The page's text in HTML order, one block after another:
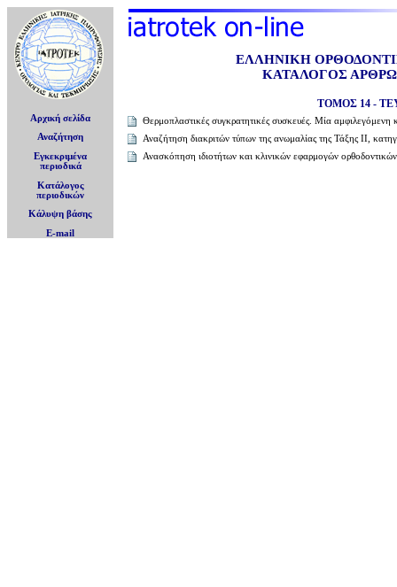
Αρχική σελίδα
Αναζήτηση
Εγκεκριμένα
περιοδικά
Κατάλογος
περιοδικών
Κάλυψη βάσης
E-mail
ΕΛΛΗΝΙΚΗ
ΚΑΤΑΛΟΓΟΣ
ΤΟΜΟΣ 14 -
Θερμοπλαστικές συγκρατητικές συσκευές. Μία αμφιλεγόμενη
Αναζήτηση διακριτών τύπων της ανωμαλίας της Τάξης ΙΙ,
Ανασκόπηση ιδιοτήτων και κλινικών εφαρμογών